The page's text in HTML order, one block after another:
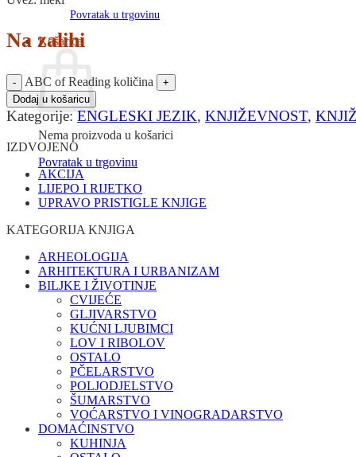
Povratak u trgovinu
Košarica
Nema proizvoda u košarici
Povratak u trgovinu
Na zalihi
ABC of Reading količina
Dodaj u košaricu
Kategorije: ENGLESKI JEZIK, KNJIŽEVNOST,
IZDVOJENO
AKCIJA
LIJEPO I RIJETKO
UPRAVO PRISTIGLE KNJIGE
KATEGORIJA KNJIGA
ARHEOLOGIJA
ARHITEKTURA I URBANIZAM
BILJKE I ŽIVOTINJE
CVIJEĆE
GLJIVARSTVO
KUĆNI LJUBIMCI
LOV I RIBOLOV
OSTALO
PČELARSTVO
POLJODJELSTVO
ŠUMARSTVO
VOĆARSTVO I VINOGRADARSTVO
DOMAĆINSTVO
KUHINJA